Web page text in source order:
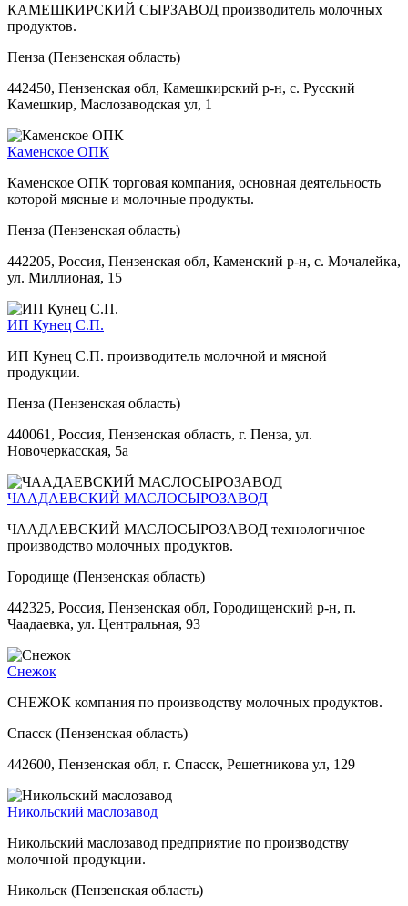
КАМЕШКИРСКИЙ СЫРЗАВОД производитель молочных
продуктов.
Пенза (Пензенская область)
442450, Пензенская обл, Камешкирский р-н, с. Русский
Камешкир, Маслозаводская ул, 1
Каменское ОПК
Каменское ОПК торговая компания, основная деятельность
которой мясные и молочные продукты.
Пенза (Пензенская область)
442205, Россия, Пензенская обл, Каменский р-н, с. Мочалейка,
ул. Миллионая, 15
ИП Кунец С.П.
ИП Кунец С.П. производитель молочной и мясной
продукции.
Пенза (Пензенская область)
440061, Россия, Пензенская область, г. Пенза, ул.
Новочеркасская, 5а
ЧААДАЕВСКИЙ МАСЛОСЫРОЗАВОД
ЧААДАЕВСКИЙ МАСЛОСЫРОЗАВОД технологичное
производство молочных продуктов.
Городище (Пензенская область)
442325, Россия, Пензенская обл, Городищенский р-н, п.
Чаадаевка, ул. Центральная, 93
Снежок
СНЕЖОК компания по производству молочных продуктов.
Спасск (Пензенская область)
442600, Пензенская обл, г. Спасск, Решетникова ул, 129
Никольский маслозавод
Никольский маслозавод предприятие по производству
молочной продукции.
Никольск (Пензенская область)